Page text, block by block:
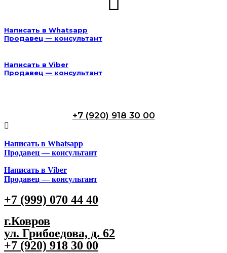
Написать в Whatsapp
Продавец — консультант
Написать в Viber
Продавец — консультант
+7 (920) 918 30 00
Написать в Whatsapp
Продавец — консультант
Написать в Viber
Продавец — консультант
+7 (999) 070 44 40
г.Ковров
ул. Грибоедова, д. 62
+7 (920) 918 30 00